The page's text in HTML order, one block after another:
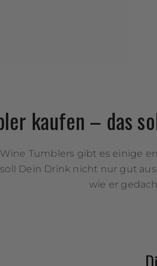
kaufen – das
Tumblers gibt es einige
Dein Drink nicht nur gut
wie er